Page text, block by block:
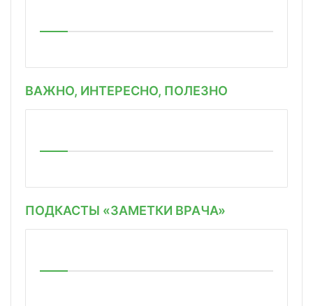
ВАЖНО, ИНТЕРЕСНО, ПОЛЕЗНО
ПОДКАСТЫ «ЗАМЕТКИ ВРАЧА»